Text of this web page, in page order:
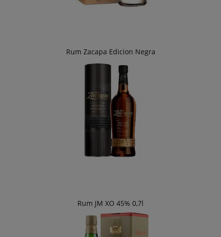
Rum Zacapa Edicion Negra
Rum JM XO 45% 0,7l